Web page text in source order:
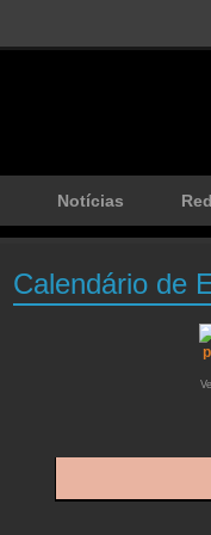
Notícias
Calendário de